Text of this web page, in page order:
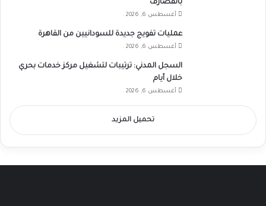
بالقضارف
أغسطس 6, 2026
عمليات تفويج جديدة للسودانيين من القاهرة
أغسطس 6, 2026
السجل المدني: ترتيبات لتشغيل مركز خدمات بحري
خلال أيام
أغسطس 6, 2026
تحميل المزيد